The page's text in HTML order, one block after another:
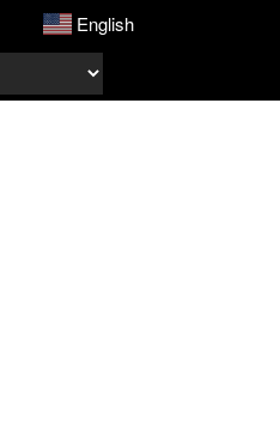
English